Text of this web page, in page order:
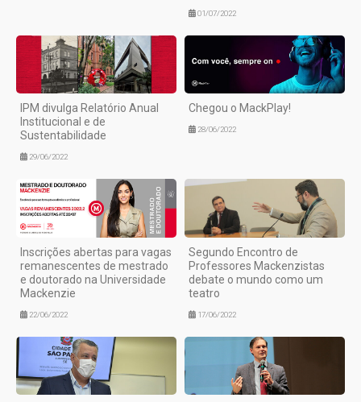
01/07/2022
IPM divulga Relatório Anual
Institucional e de
Sustentabilidade
29/06/2022
Chegou o MackPlay!
28/06/2022
Inscrições abertas para vagas
remanescentes de mestrado
e doutorado na Universidade
Mackenzie
22/06/2022
Segundo Encontro de
Professores Mackenzistas
debate o mundo como um
teatro
17/06/2022